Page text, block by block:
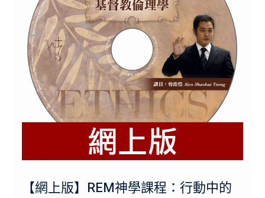
【網上版】REM神學課程：行動中的